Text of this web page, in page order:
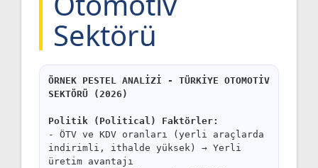
Sektörü
ÖRNEK PESTEL ANALİZİ - TÜRKİYE OTOMOTİV
SEKTÖRÜ (2026)
Politik (Political) Faktörler:
- ÖTV ve KDV oranları (yerli araçlarda
indirimli, ithalde yüksek) → Yerli
üretim avantajı